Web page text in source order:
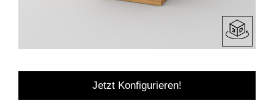
Jetzt Konfigurieren!